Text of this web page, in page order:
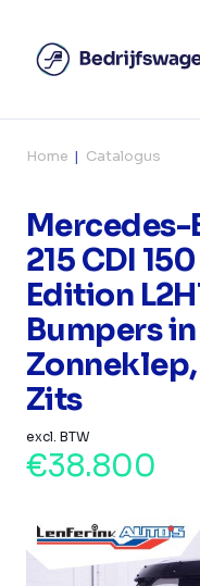
Home Catalogus
Mercedes-
215 CDI
Edition
Bumpers
Zits
excl. BTW
€38.800